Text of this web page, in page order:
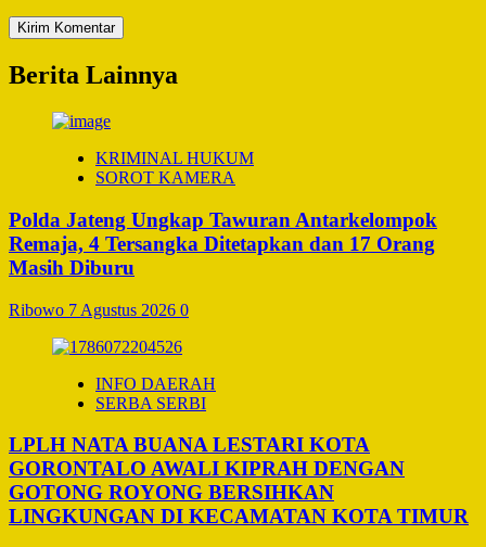
Berita Lainnya
KRIMINAL HUKUM
SOROT KAMERA
Polda Jateng Ungkap Tawuran Antarkelompok
Remaja, 4 Tersangka Ditetapkan dan 17 Orang
Masih Diburu
Ribowo 7 Agustus 2026 0
INFO DAERAH
SERBA SERBI
LPLH NATA BUANA LESTARI KOTA
GORONTALO AWALI KIPRAH DENGAN
GOTONG ROYONG BERSIHKAN
LINGKUNGAN DI KECAMATAN KOTA TIMUR